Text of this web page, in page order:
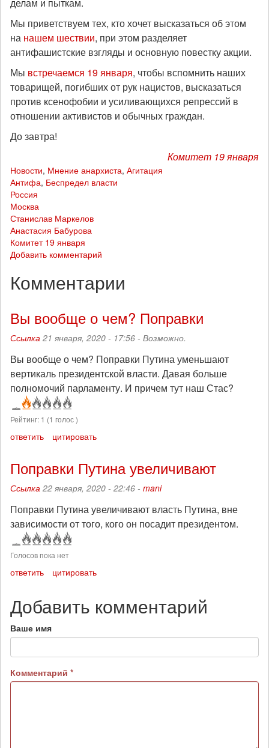
делам и пыткам.
Мы приветствуем тех, кто хочет высказаться об этом
на нашем шествии, при этом разделяет
антифашистские взгляды и основную повестку акции.
Мы встречаемся 19 января, чтобы вспомнить наших
товарищей, погибших от рук нацистов, высказаться
против ксенофобии и усиливающихся репрессий в
отношении активистов и обычных граждан.
До завтра!
Комитет 19 января
Новости, Мнение анархиста, Агитация
Антифа, Беспредел власти
Россия
Москва
Станислав Маркелов
Анастасия Бабурова
Комитет 19 января
Добавить комментарий
Комментарии
Вы вообще о чем? Поправки
Ссылка 21 января, 2020 - 17:56 - Возможно.
Вы вообще о чем? Поправки Путина уменьшают
вертикаль президентской власти. Давая больше
полномочий парламенту. И причем тут наш Стас?
Рейтинг: 1 (1 голос )
ответить цитировать
Поправки Путина увеличивают
Ссылка 22 января, 2020 - 22:46 - mani
Поправки Путина увеличивают власть Путина, вне
зависимости от того, кого он посадит президентом.
Голосов пока нет
ответить цитировать
Добавить комментарий
Ваше имя
Комментарий *